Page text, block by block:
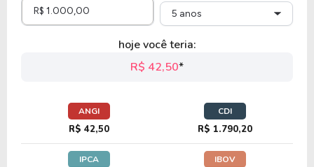
5 anos
hoje você teria:
R$ 42,50*
ANGI
R$ 42,50
CDI
R$ 1.790,20
IPCA IBOV